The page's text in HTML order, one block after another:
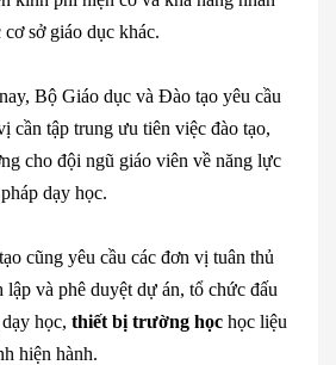
sở giáo dục khác.
Bộ Giáo dục và Đào tạo yêu cầu
cần tập trung ưu tiên việc đào tạo,
cho đội ngũ giáo viên về năng lực
dạy học.
cũng yêu cầu các đơn vị tuân thủ
và phê duyệt dự án, tổ chức đấu
học, thiết bị trường học học liệu
hiện hành.